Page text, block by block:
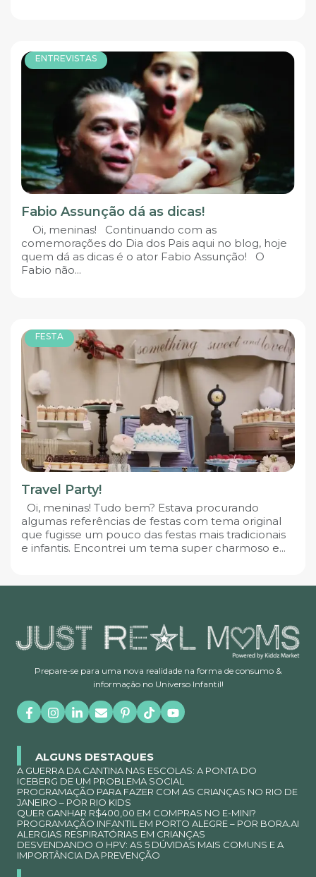
ENTREVISTAS
Fabio Assunção dá as dicas!
Oi, meninas! Continuando com as
comemorações do Dia dos Pais aqui no blog, hoje
quem dá as dicas é o ator Fabio Assunção! O
Fabio não...
FESTA
Travel Party!
Oi, meninas! Tudo bem? Estava procurando
algumas referências de festas com tema original
que fugisse um pouco das festas mais tradicionais
e infantis. Encontrei um tema super charmoso e...
Prepare-se para uma nova realidade na forma de consumo &
informação no Universo Infantil!
ALGUNS DESTAQUES
A GUERRA DA CANTINA NAS ESCOLAS: A PONTA DO
ICEBERG DE UM PROBLEMA SOCIAL
PROGRAMAÇÃO PARA FAZER COM AS CRIANÇAS NO RIO DE
JANEIRO – POR RIO KIDS
QUER GANHAR R$400,00 EM COMPRAS NO E-MINI?
PROGRAMAÇÃO INFANTIL EM PORTO ALEGRE – POR BORA.AI
ALERGIAS RESPIRATÓRIAS EM CRIANÇAS
DESVENDANDO O HPV: AS 5 DÚVIDAS MAIS COMUNS E A
IMPORTÂNCIA DA PREVENÇÃO